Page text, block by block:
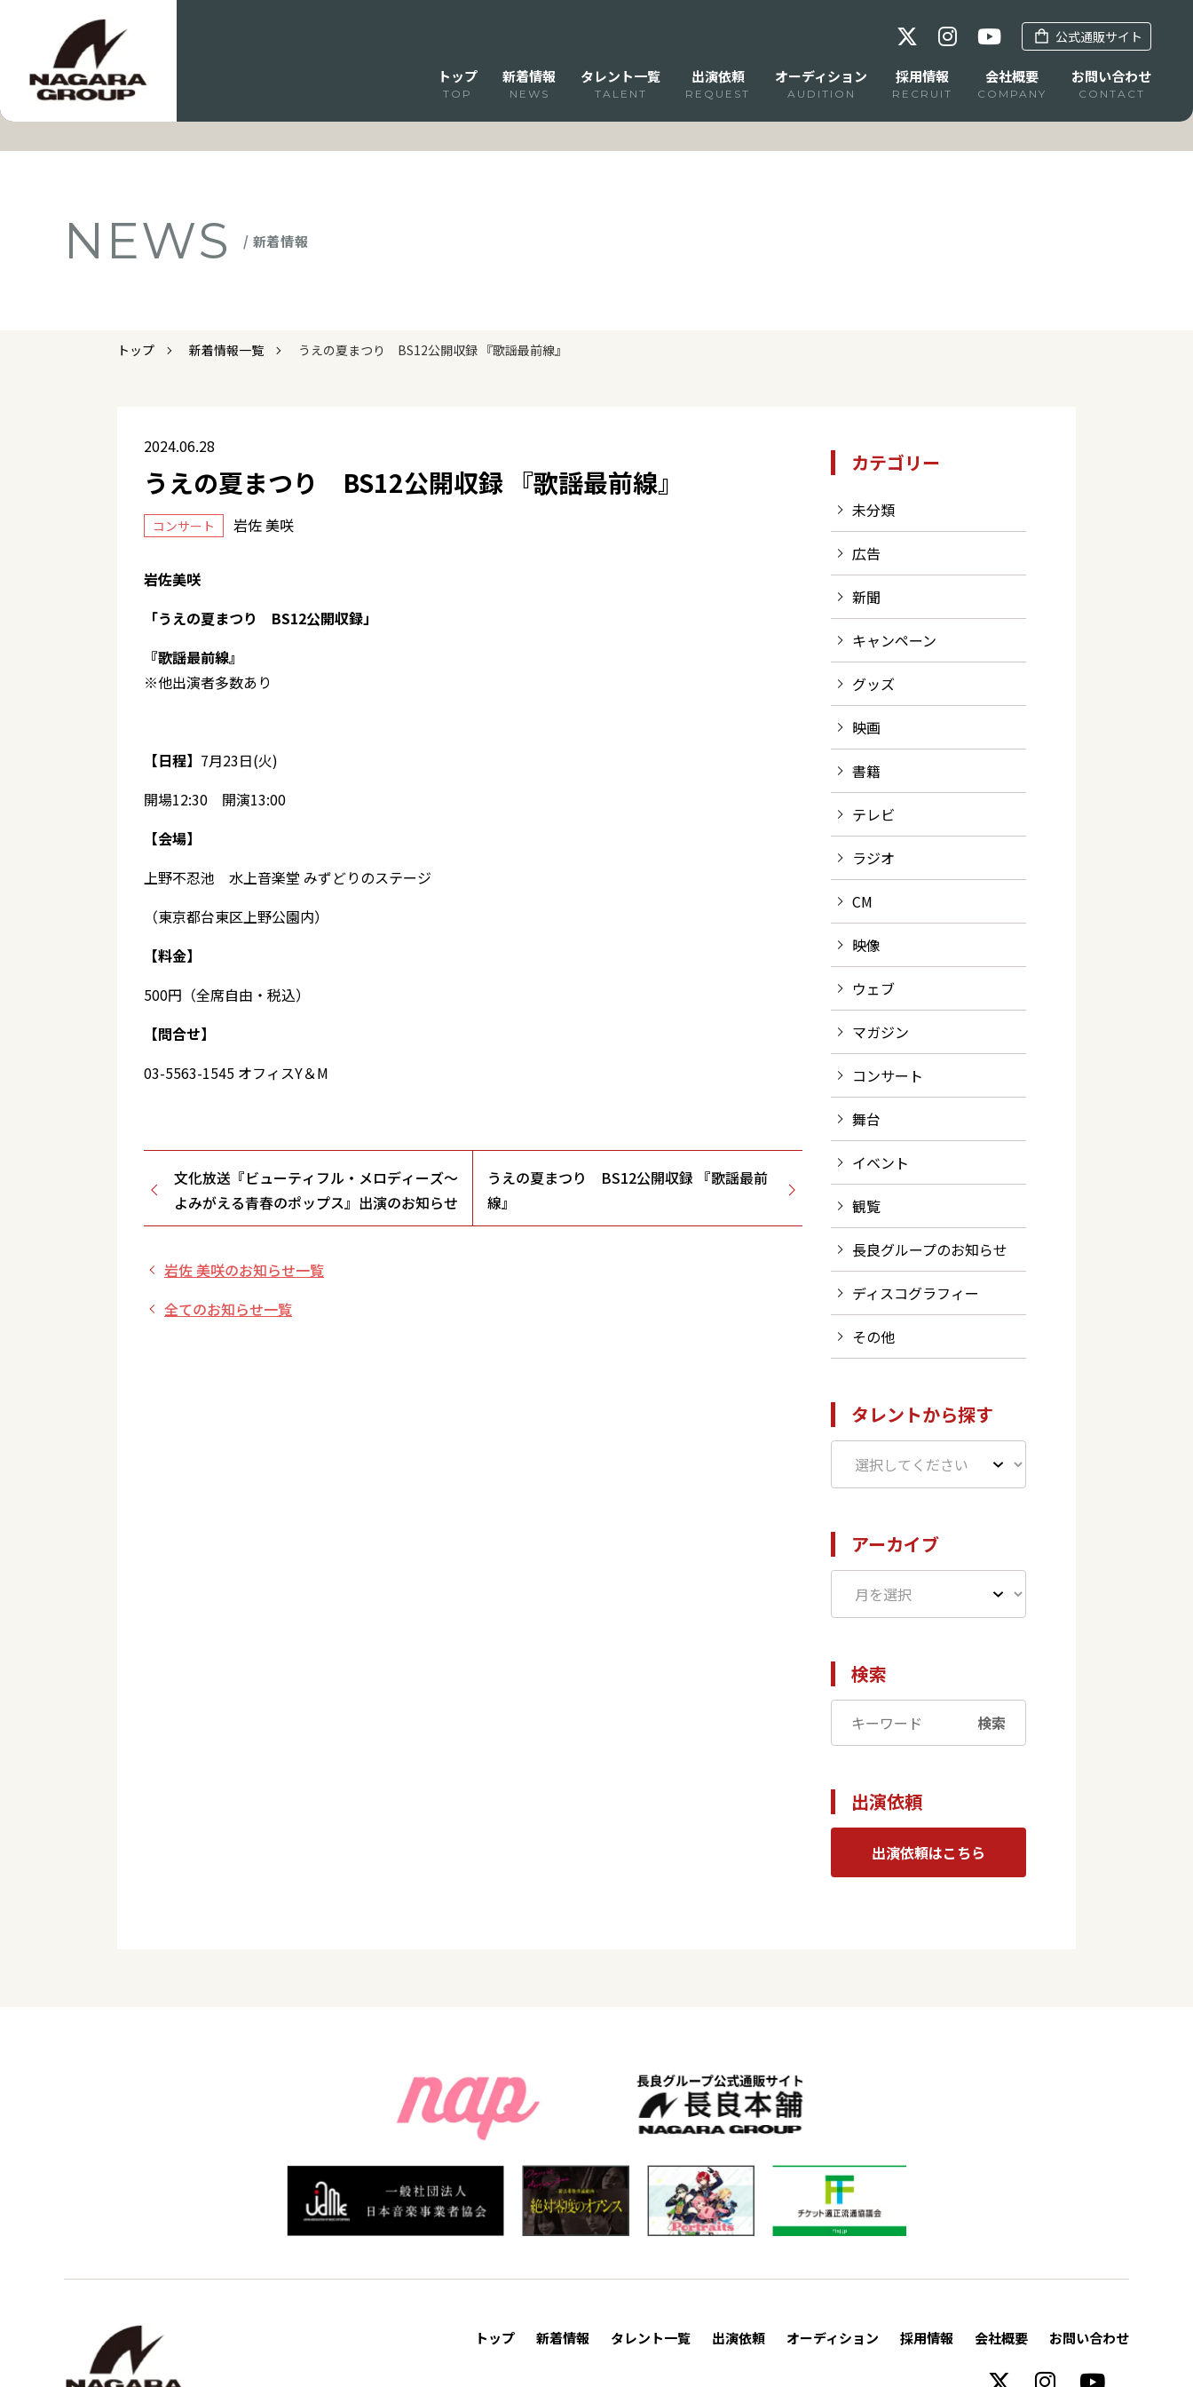
公式通販サイト
トップ
TOP
新着情報
NEWS
タレント一覧
TALENT
出演依頼
REQUEST
オーディション
AUDITION
採用情報
RECRUIT
会社概要
COMPANY
お問い合わせ
CONTACT
NEWS / 新着情報
トップ 新着情報一覧 うえの夏まつり BS12公開収録 『歌謡最前線』
2024.06.28
うえの夏まつり BS12公開収録 『歌謡最前線』
コンサート 岩佐 美咲
岩佐美咲
「うえの夏まつり BS12公開収録」
『歌謡最前線』
※他出演者多数あり
【日程】 7月23日(火)
開場12:30 開演13:00
【会場】
上野不忍池 水上音楽堂 みずどりのステージ
（東京都台東区上野公園内）
【料金】
500円（全席自由・税込）
【問合せ】
03-5563-1545 オフィスY＆M
文化放送『ビューティフル・メロディーズ～
よみがえる青春のポップス』出演のお知らせ
うえの夏まつり BS12公開収録 『歌謡最前
線』
岩佐 美咲のお知らせ一覧
全てのお知らせ一覧
カテゴリー
未分類
広告
新聞
キャンペーン
グッズ
映画
書籍
テレビ
ラジオ
CM
映像
ウェブ
マガジン
コンサート
舞台
イベント
観覧
長良グループのお知らせ
ディスコグラフィー
その他
タレントから探す
アーカイブ
検索
検索
出演依頼
出演依頼はこちら
トップ 新着情報 タレント一覧 出演依頼 オーディション 採用情報 会社概要 お問い合わせ